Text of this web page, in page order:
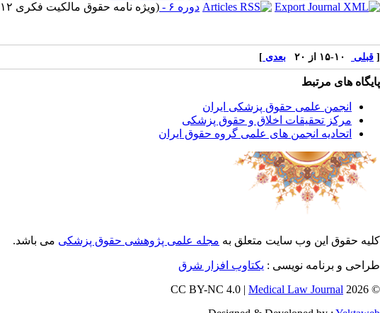
دوره ۶ -
(ویژه نامه حقوق مالکیت فکری ۱۲-۱۳۹۱
[ قبلی بعدی ]
پایگاه های مرتبط
انجمن علمی حقوق پزشکی ایران
مرکز تحقیقات اخلاق و حقوق پزشکی
اتحادیه انجمن های علمی گروه حقوق ایران
کلیه حقوق این وب سایت متعلق به مجله علمی پژوهشی حقوق پزشکی می باشد.
طراحی و برنامه نویسی : یکتاوب افزار شرق
© 2026 CC BY-NC 4.0 |
Medical Law Journal